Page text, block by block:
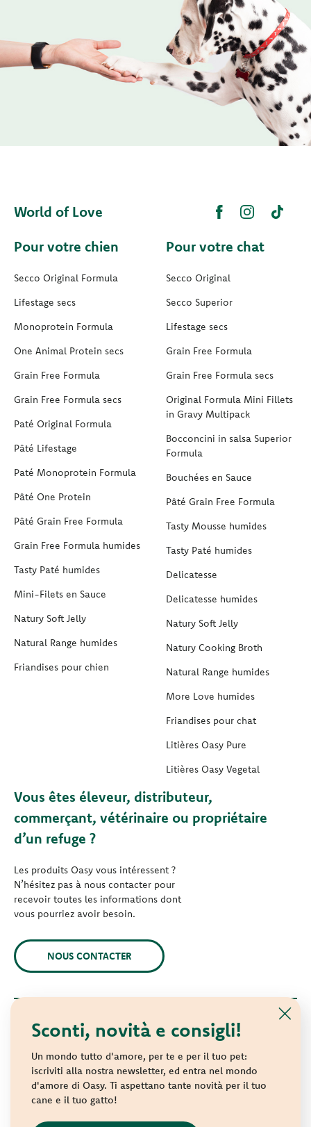
Sconti, novità e consigli!
Un mondo tutto d'amore, per te e per il tuo pet:
iscriviti alla nostra newsletter, ed entra nel mondo
d'amore di Oasy. Ti aspettano tante novità per il tuo
cane e il tuo gatto!
World of Love
Pour votre chien
Secco Original Formula
Lifestage secs
Monoprotein Formula
One Animal Protein secs
Grain Free Formula
Grain Free Formula secs
Paté Original Formula
Pâté Lifestage
Paté Monoprotein Formula
Pâté One Protein
Pâté Grain Free Formula
Grain Free Formula humides
Tasty Paté humides
Mini-Filets en Sauce
Natury Soft Jelly
Natural Range humides
Friandises pour chien
Pour votre chat
Secco Original
Secco Superior
Lifestage secs
Grain Free Formula
Grain Free Formula secs
Original Formula Mini Fillets
in Gravy Multipack
Bocconcini in salsa Superior
Formula
Bouchées en Sauce
Pâté Grain Free Formula
Tasty Mousse humides
Tasty Paté humides
Delicatesse
Delicatesse humides
Natury Soft Jelly
Natury Cooking Broth
Natural Range humides
More Love humides
Friandises pour chat
Litières Oasy Pure
Litières Oasy Vegetal
Vous êtes éleveur, distributeur,
commerçant, vétérinaire ou propriétaire
d’un refuge ?
Les produits Oasy vous intéressent ?
N’hésitez pas à nous contacter pour
recevoir toutes les informations dont
vous pourriez avoir besoin.
NOUS CONTACTER
© 2021 Oasy. Tous droits réservés.
Wonderfood S.p.A. Strada dei Censiti, 2 - 47891 République de
Saint-Marin - Identifiant COE SM 04018
Privacy policy-Cookie policy-Sitemap